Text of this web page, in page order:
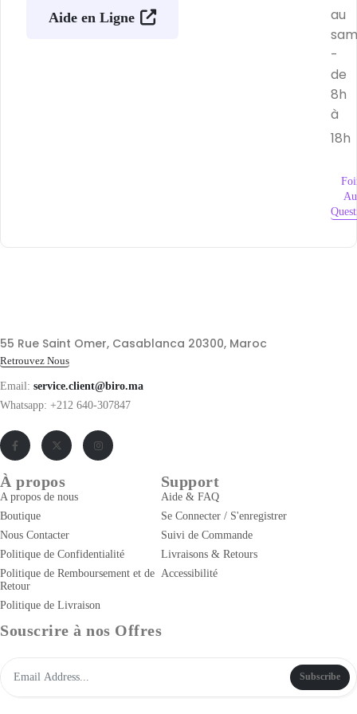
Aide en Ligne
au
-
de
8h
à
18h
55 Rue Saint Omer, Casablanca 20300, Maroc
Retrouvez Nous
Email: service.client@biro.ma
Whatsapp: +212 640-307847
À propos
A propos de nous
Boutique
Nous Contacter
Politique de Confidentialité
Politique de Remboursement et de
Retour
Politique de Livraison
Support
Aide & FAQ
Se Connecter / S'enregistrer
Suivi de Commande
Livraisons & Retours
Accessibilité
Souscrire à nos Offres
Subscribe